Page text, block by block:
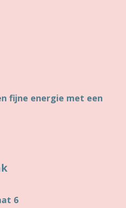
fijne energie met een
6